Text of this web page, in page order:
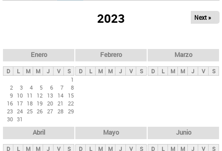
ds
p
n
c
i
2023 Next »
Enero
D L M M J V
S
1
2
3 4 5 6 7
8
9 10 11 12 13 14
15
16 17 18 19 20 21
22
23 24 25 26 27 28 29
30 31
Febrero
D L M M J V S
Marzo
D L M M J V S
Abril
D L M M J V S
Mayo
D L M M J V S
Junio
D L M M J V S